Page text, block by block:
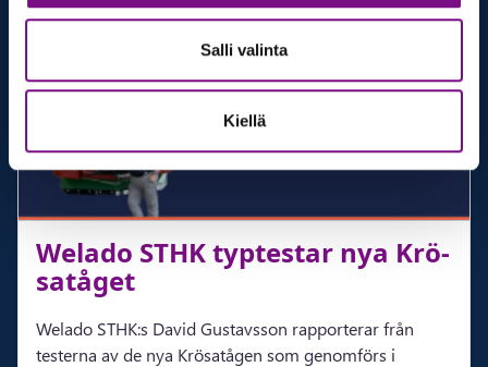
Salli valinta
Kiellä
Wela­do STHK typ­tes­tar nya Krö­
sa­tå­get
Welado STHK:s David Gustavsson rapporterar från
testerna av de nya Krösatågen som genomförs i